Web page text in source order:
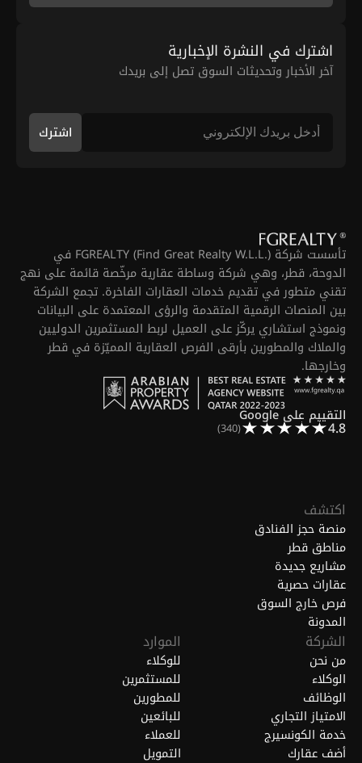
اشترك في النشرة الإخبارية
آخر الأخبار وتحديثات السوق تصل إلى بريدك
اشترك
تأسست شركة FGREALTY (Find Great Realty W.L.L.) في
الدوحة، قطر، وهي شركة وساطة عقارية مرخّصة قائمة على نهج
تقني متطور في تقديم خدمات العقارات الفاخرة. تجمع الشركة
بين المنصات الرقمية المتقدمة والرؤى المعتمدة على البيانات
ونموذج استشاري يركّز على العميل لربط المستثمرين الدوليين
والملاك والمطورين بأرقى الفرص العقارية المميّزة في قطر
وخارجها.
التقييم على Google
4.8
(340)
اكتشف
منصة حجز الفنادق
مناطق قطر
مشاريع جديدة
عقارات حصرية
فرص خارج السوق
المدونة
الشركة
من نحن
الوكلاء
الوظائف
الامتياز التجاري
خدمة الكونسيرج
أضف عقارك
الموارد
للوكلاء
للمستثمرين
للمطورين
للبائعين
للعملاء
التمويل